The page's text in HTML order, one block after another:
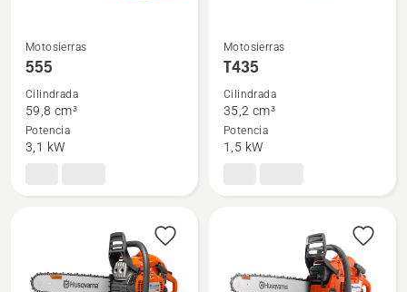
Ver
más
detalles
sobre
555
Motosierras
555
Cilindrada
59,8 cm³
Potencia
3,1 kW
Ver
más
detalles
sobre
T435
Motosierras
T435
Cilindrada
35,2 cm³
Potencia
1,5 kW